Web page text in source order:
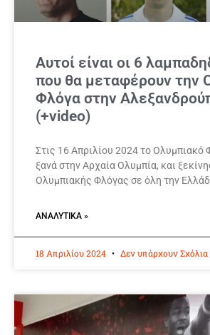
Αυτοί είναι οι 6
που θα μεταφέρουν την
Φλόγα στην
(+video)
Στις 16 Απριλίου 2024 το
ξανά στην Αρχαία Ολυμπία, και
Ολυμπιακής Φλόγας σε όλη την
ΑΝΑΛΥΤΙΚΆ »
18 Απριλίου 2024 Δεν υπάρχουν Σχόλια